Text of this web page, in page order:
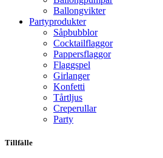
Ballong­vikter
Party­­produkter
Såpbubblor
Cocktail­flaggor
Pappers­flaggor
Flaggspel
Girlanger
Konfetti
Tårtljus
Creperullar
Party
Tillfälle